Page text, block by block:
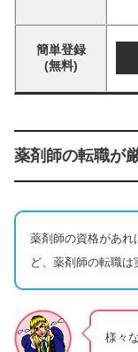
簡単登録
(無料)
薬剤師の転職が
薬剤師の資格があれ
ど、薬剤師の転職は
様々